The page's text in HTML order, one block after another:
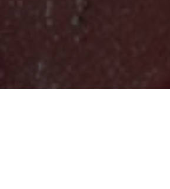
© HTUP PARK